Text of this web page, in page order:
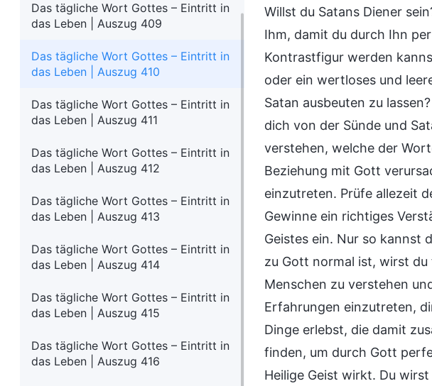
Das tägliche Wort Gottes – Eintritt in
das Leben | Auszug 409
Das tägliche Wort Gottes – Eintritt in
das Leben | Auszug 410
Das tägliche Wort Gottes – Eintritt in
das Leben | Auszug 411
Das tägliche Wort Gottes – Eintritt in
das Leben | Auszug 412
Das tägliche Wort Gottes – Eintritt in
das Leben | Auszug 413
Das tägliche Wort Gottes – Eintritt in
das Leben | Auszug 414
Das tägliche Wort Gottes – Eintritt in
das Leben | Auszug 415
Das tägliche Wort Gottes – Eintritt in
das Leben | Auszug 416
Willst du Satans Diener
Ihm, damit du durch Ihn
Kontrastfigur werden
oder ein wertloses und
Satan ausbeuten zu
dich von der Sünde und
verstehen, welche der
Beziehung mit Gott
einzutreten. Prüfe allezeit
Gewinne ein richtiges
Geistes ein. Nur so kannst
zu Gott normal ist, wirst du
Menschen zu verstehen
Erfahrungen einzutreten,
Dinge erlebst, die damit
finden, um durch Gott
Heilige Geist wirkt. Du